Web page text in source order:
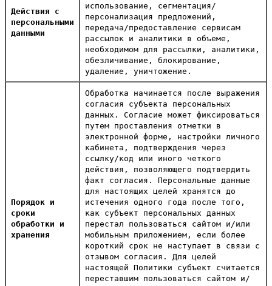
Действия с
персональными
данными
использование, сегментация/
персонализация предложений,
передача/предоставление сервисам
рассылок и аналитики в объеме,
необходимом для рассылки, аналитики,
обезличивание, блокирование,
удаление, уничтожение.
Порядок и
сроки
обработки и
хранения
Обработка начинается после выражения
согласия субъекта персональных
данных. Согласие может фиксироваться
путем проставления отметки в
электронной форме, настройки личного
кабинета, подтверждения через
ссылку/код или иного четкого
действия, позволяющего подтвердить
факт согласия. Персональные данные
для настоящих целей хранятся до
истечения одного года после того,
как субъект персональных данных
перестал пользоваться сайтом и/или
мобильным приложением, если более
короткий срок не наступает в связи с
отзывом согласия. Для целей
настоящей Политики субъект считается
переставшим пользоваться сайтом и/